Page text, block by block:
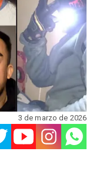
3 de marzo de 2026